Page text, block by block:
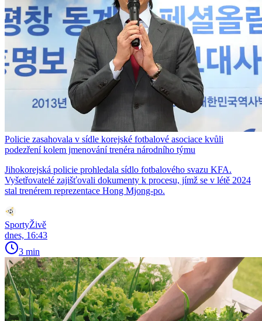
Policie zasahovala v sídle korejské fotbalové asociace kvůli
podezření kolem jmenování trenéra národního týmu
Jihokorejská policie prohledala sídlo fotbalového svazu KFA.
Vyšetřovatelé zajišťovali dokumenty k procesu, jímž se v létě 2024
stal trenérem reprezentace Hong Mjong-po.
SportyŽivě
dnes, 16:43
3 min